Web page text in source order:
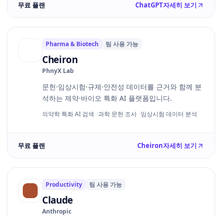
무료 플랜 ChatGPT자세히 보기
Pharma & Biotech 팀 사용 가능
Cheiron
PhnyX Lab
문헌·임상시험·규제·안전성 데이터를 근거와 함께 분
석하는 제약·바이오 특화 AI 플랫폼입니다.
의약학 특화 AI 검색 과학 문헌 조사 임상시험 데이터 분석
무료 플랜 Cheiron자세히 보기
Productivity 팀 사용 가능
Claude
Anthropic